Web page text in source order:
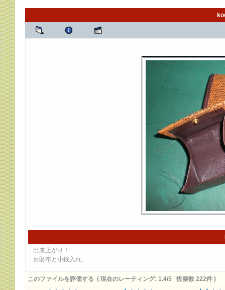
出来上がり！
お財布と小銭入れ。
このファイルを評価する ( 現在のレーティング: 1.4/5 投票数 222件 )